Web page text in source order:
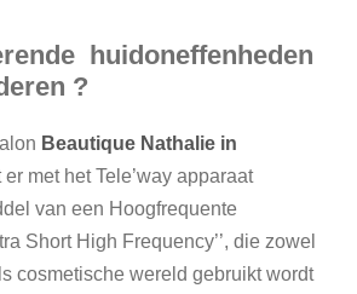
huidoneffenheden
?
Beautique Nathalie in
er met het Tele’way apparaat
van een Hoogfrequente
Short High Frequency’’, die zowel
cosmetische wereld gebruikt wordt